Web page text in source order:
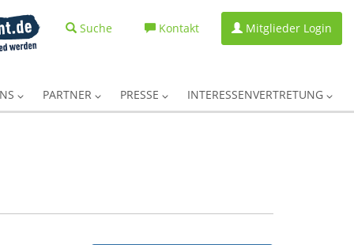
Suche Kontakt Mitglieder Login
PARTNER PRESSE INTERESSENVERTRETUNG